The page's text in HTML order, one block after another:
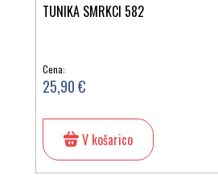
TUNIKA SMRKCI 582
Cena:
25,90 €
V košarico